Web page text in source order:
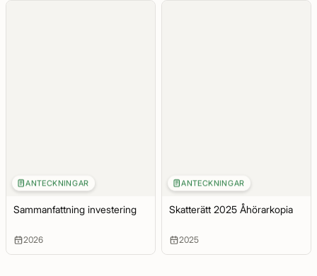
ANTECKNINGAR
Sammanfattning investering
2026
ANTECKNINGAR
Skatterätt 2025 Åhörarkopia
2025